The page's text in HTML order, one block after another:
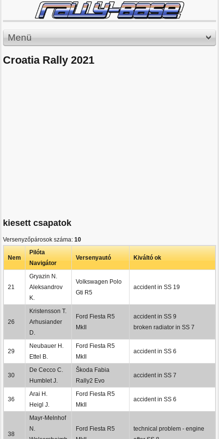
Menü
Croatia Rally 2021
kiesett csapatok
Versenyzőpárosok száma: 10
Nem
Pilóta
Navigátor
Versenyautó Kiváltó ok
21
Gryazin N.
Aleksandrov
K.
Volkswagen Polo
Gti R5
accident in SS 19
26
Kristensson T.
Arhusiander
D.
Ford Fiesta R5
MkII
accident in SS 9
broken radiator in SS 7
29
Neubauer H.
Ettel B.
Ford Fiesta R5
MkII
accident in SS 6
30
De Cecco C.
Humblet J.
Škoda Fabia
Rally2 Evo
accident in SS 7
36
Arai H.
Heigl J.
Ford Fiesta R5
MkII
accident in SS 6
38
Mayr-Melnhof
N.
Ford Fiesta R5
technical problem - engine